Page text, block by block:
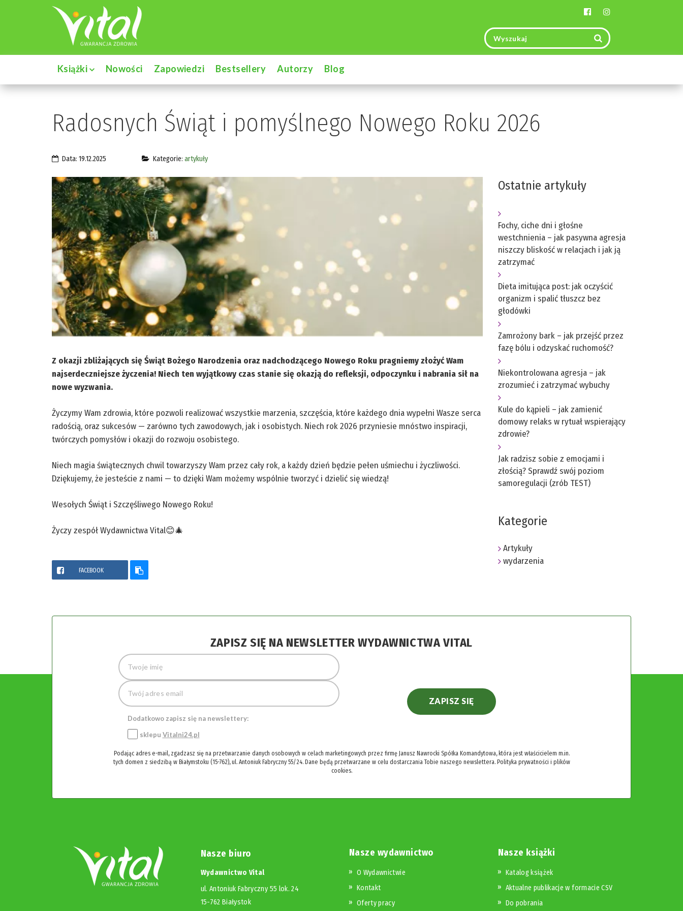
Książki Nowości Zapowiedzi Bestsellery Autorzy Blog
Radosnych Świąt i pomyślnego Nowego Roku 2026
Data: 19.12.2025 Kategorie: artykuły
Z okazji zbliżających się Świąt Bożego Narodzenia oraz nadchodzącego Nowego Roku pragniemy złożyć Wam
najserdeczniejsze życzenia! Niech ten wyjątkowy czas stanie się okazją do refleksji, odpoczynku i nabrania sił na
nowe wyzwania.
Życzymy Wam zdrowia, które pozwoli realizować wszystkie marzenia, szczęścia, które każdego dnia wypełni Wasze serca
radością, oraz sukcesów — zarówno tych zawodowych, jak i osobistych. Niech rok 2026 przyniesie mnóstwo inspiracji,
twórczych pomysłów i okazji do rozwoju osobistego.
Niech magia świątecznych chwil towarzyszy Wam przez cały rok, a każdy dzień będzie pełen uśmiechu i życzliwości.
Dziękujemy, że jesteście z nami — to dzięki Wam możemy wspólnie tworzyć i dzielić się wiedzą!
Wesołych Świąt i Szczęśliwego Nowego Roku!
Życzy zespół Wydawnictwa Vital😊🎄
FACEBOOK
Ostatnie artykuły
Fochy, ciche dni i głośne
westchnienia – jak pasywna agresja
niszczy bliskość w relacjach i jak ją
zatrzymać
Dieta imitująca post: jak oczyścić
organizm i spalić tłuszcz bez
głodówki
Zamrożony bark – jak przejść przez
fazę bólu i odzyskać ruchomość?
Niekontrolowana agresja – jak
zrozumieć i zatrzymać wybuchy
Kule do kąpieli – jak zamienić
domowy relaks w rytuał wspierający
zdrowie?
Jak radzisz sobie z emocjami i
złością? Sprawdź swój poziom
samoregulacji (zrób TEST)
Kategorie
Artykuły
wydarzenia
ZAPISZ SIĘ NA NEWSLETTER WYDAWNICTWA VITAL
Dodatkowo zapisz się na newslettery:
sklepu Vitalni24.pl
ZAPISZ SIĘ
Podając adres e-mail, zgadzasz się na przetwarzanie danych osobowych w celach marketingowych przez firmę Janusz Nawrocki Spółka Komandytowa, która jest właścicielem m.in.
tych domen z siedzibą w Białymstoku (15-762), ul. Antoniuk Fabryczny 55/24. Dane będą przetwarzane w celu dostarczania Tobie naszego newslettera. Polityka prywatności i plików
cookies.
Nasze biuro
Wydawnictwo Vital
ul. Antoniuk Fabryczny 55 lok. 24
15-762 Białystok
Nasze wydawnictwo
O Wydawnictwie
Kontakt
Oferty pracy
Nasze książki
Katalog książek
Aktualne publikacje w formacie CSV
Do pobrania